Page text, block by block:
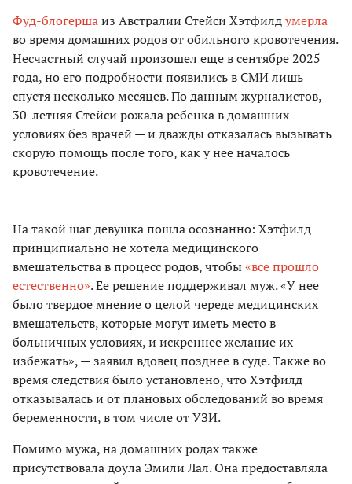
Фуд-блогершаиз Австралии Стейси Хэтфилдумерла
во время домашних родов от обильного кровотечения.
Несчастный случай произошел еще в сентябре 2025
года, но его подробности появились в СМИ лишь
спустя несколько месяцев. По данным журналистов,
30-летняя Стейси рожала ребенка в домашних
условиях без врачей — и дважды отказалась вызывать
скорую помощь после того, как у нее началось
кровотечение.
На такой шаг девушка пошла осознанно: Хэтфилд
принципиально не хотела медицинского
вмешательства в процесс родов, чтобы«все прошло
естественно». Ее решение поддерживал муж. «У нее
было твердое мнение о целой череде медицинских
вмешательств, которые могут иметь место в
больничных условиях, и искреннее желание их
избежать», — заявил вдовец позднее в суде. Также во
время следствия было установлено, что Хэтфилд
отказывалась и от плановых обследований во время
беременности, в том числе от УЗИ.
Помимо мужа, на домашних родах также
присутствовала доула Эмили Лал. Она предоставляла